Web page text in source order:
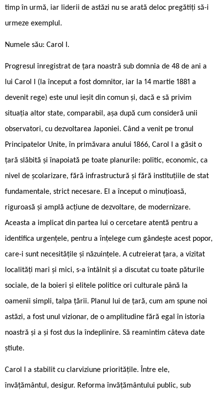
timp în urmă, iar liderii de astăzi nu se arată deloc pregătiți să-i
urmeze exemplul.
Numele său: Carol I.
Progresul înregistrat de țara noastră sub domnia de 48 de ani a
lui Carol I (la început a fost domnitor, iar la 14 martie 1881 a
devenit rege) este unul ieșit din comun și, dacă e să privim
situația altor state, comparabil, așa după cum consideră unii
observatori, cu dezvoltarea Japoniei. Când a venit pe tronul
Principatelor Unite, în primăvara anului 1866, Carol I a găsit o
țară slăbită și înapoiată pe toate planurile: politic, economic, ca
nivel de școlarizare, fără infrastructură și fără instituțiile de stat
fundamentale, strict necesare. El a început o minuțioasă,
riguroasă și amplă acțiune de dezvoltare, de modernizare.
Aceasta a implicat din partea lui o cercetare atentă pentru a
identifica urgențele, pentru a înțelege cum gândește acest popor,
care-i sunt necesitățile și năzuințele. A cutreierat țara, a vizitat
localități mari și mici, s-a întâlnit și a discutat cu toate păturile
sociale, de la boieri și elitele politice ori culturale până la
oamenii simpli, talpa țării. Planul lui de țară, cum am spune noi
astăzi, a fost unul vizionar, de o amplitudine fără egal în istoria
noastră și a și fost dus la îndeplinire. Să reamintim câteva date
știute.
Carol I a stabilit cu clarviziune prioritățile. Între ele,
învățământul, desigur. Reforma învățământului public, sub